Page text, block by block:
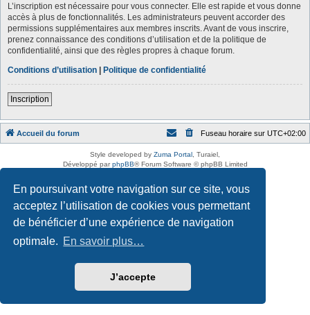
En poursuivant votre navigation sur ce site, vous
acceptez l’utilisation de cookies vous permettant
de bénéficier d’une expérience de navigation
optimale. En savoir plus…
J’accepte
L’inscription est nécessaire pour vous connecter. Elle est rapide et vous donne
accès à plus de fonctionnalités. Les administrateurs peuvent accorder des
permissions supplémentaires aux membres inscrits. Avant de vous inscrire,
prenez connaissance des conditions d’utilisation et de la politique de
confidentialité, ainsi que des règles propres à chaque forum.
Conditions d’utilisation | Politique de confidentialité
Inscription
Accueil du forum Fuseau horaire sur UTC+02:00
Style developed by Zuma Portal , Turaiel,
Développé parphpBB® Forum Software © phpBB Limited
Confidentialité|Conditions